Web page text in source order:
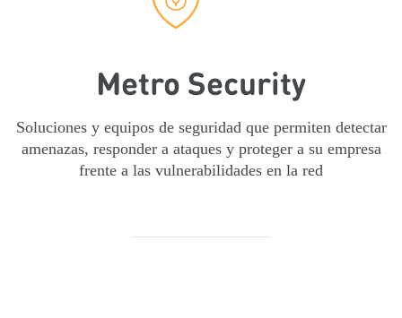
Metro Security
Soluciones y equipos de seguridad que permiten detectar
amenazas, responder a ataques y proteger a su empresa
frente a las vulnerabilidades en la red